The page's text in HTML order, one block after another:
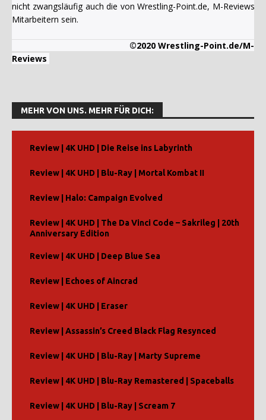
nicht zwangsläufig auch die von Wrestling-Point.de, M-Reviews
Mitarbeitern sein.
©2020 Wrestling-Point.de/M-
Reviews
MEHR VON UNS. MEHR FÜR DICH:
Review | 4K UHD | Die Reise ins Labyrinth
Review | 4K UHD | Blu-Ray | Mortal Kombat II
Review | Halo: Campaign Evolved
Review | 4K UHD | The Da Vinci Code – Sakrileg | 20th
Anniversary Edition
Review | 4K UHD | Deep Blue Sea
Review | Echoes of Aincrad
Review | 4K UHD | Eraser
Review | Assassin’s Creed Black Flag Resynced
Review | 4K UHD | Blu-Ray | Marty Supreme
Review | 4K UHD | Blu-Ray Remastered | Spaceballs
Review | 4K UHD | Blu-Ray | Scream 7